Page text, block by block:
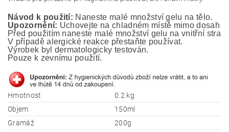
Návod k použití: Naneste malé množství gelu na tělo.
Upozornění: Uchovejte na chladném místě mimo dosah
Před použitím naneste malé množství gelu na vnitřní
V případě alergické reakce přestaňte používat.
Výrobek byl dermatologicky testován.
Pouze k zevnímu použití.
Hmotnost
0.2 kg
Objem
150ml
Gramáž
200g